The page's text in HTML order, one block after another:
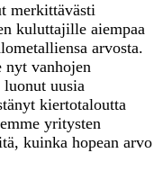
merkittävästi
kuluttajille aiempaa
arvosta.
nyt vanhojen
luonut uusia
kiertotaloutta
yritysten
kuinka hopean arvo